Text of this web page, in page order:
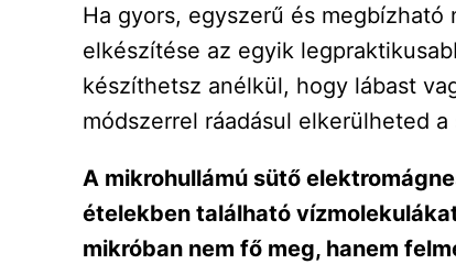
Ha gyors, egyszerű és
elkészítése az egyik
készíthetsz anélkül, hogy lábast
módszerrel ráadásul elkerülheted
A mikrohullámú sütő
ételekben található
mikróban nem fő meg, hanem